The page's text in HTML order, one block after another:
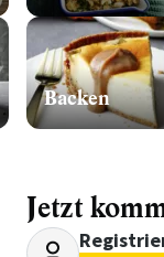
Backen
Jetzt